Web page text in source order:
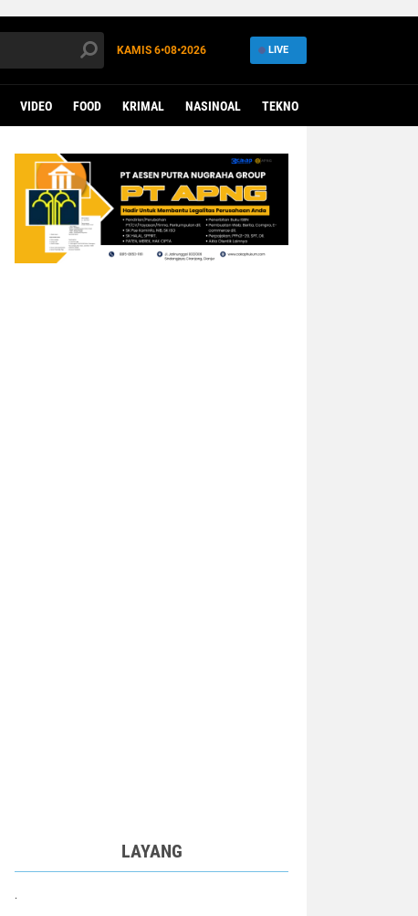
KAMIS 6•08•2026 LIVE
VIDEO FOOD KRIMAL NASINOAL TEKNO
LAYANG